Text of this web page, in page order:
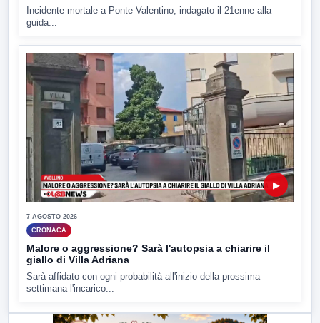
Incidente mortale a Ponte Valentino, indagato il 21enne alla
guida...
▶
7 AGOSTO 2026
CRONACA
Malore o aggressione? Sarà l'autopsia a chiarire il
giallo di Villa Adriana
Sarà affidato con ogni probabilità all'inizio della prossima
settimana l'incarico...